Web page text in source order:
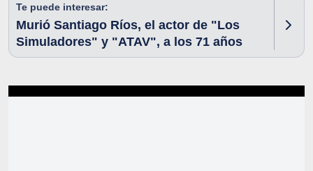
Te puede interesar:
Murió Santiago Ríos, el actor de "Los
Simuladores" y "ATAV", a los 71 años